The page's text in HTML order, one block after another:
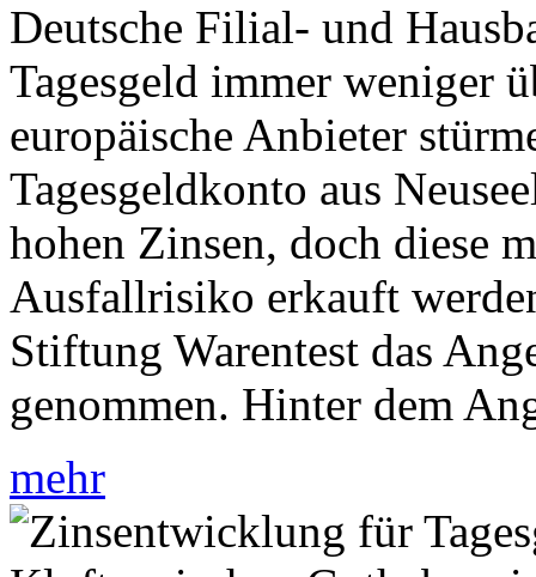
Deutsche Filial- und
Tagesgeld immer weniger
europäische Anbieter
Tagesgeldkonto aus
hohen Zinsen, doch diese
Ausfallrisiko erkauft
Stiftung Warentest das
genommen. Hinter dem
mehr